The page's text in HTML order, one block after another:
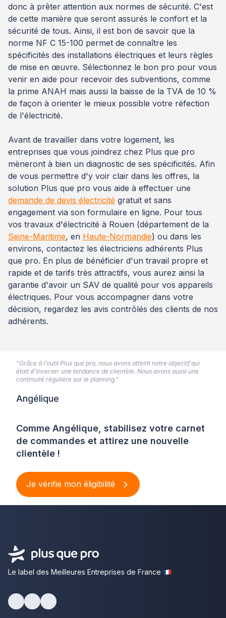
donc à prêter attention aux normes de sécurité. C'est
de cette manière que seront assurés le confort et la
sécurité de tous. Ainsi, il est bon de savoir que la
norme NF C 15-100 permet de connaître les
spécificités des installations électriques et leurs règles
de mise en œuvre. Sélectionnez le bon pro pour vous
venir en aide pour recevoir des subventions, comme
la prime ANAH mais aussi la baisse de la TVA de 10 %
de façon à orienter le mieux possible votre réfection
de l'électricité.
Avant de travailler dans votre logement, les
entreprises que vous joindrez chez Plus que pro
mèneront à bien un diagnostic de ses spécificités. Afin
de vous permettre d'y voir clair dans les offres, la
solution Plus que pro vous aide à effectuer une
demande de devis électricité gratuit et sans
engagement via son formulaire en ligne. Pour tous
vos travaux d'électricité à Rouen (département de la
Seine-Maritime, en Haute-Normandie) ou dans les
environs, contactez les électriciens adhérents Plus
que pro. En plus de bénéficier d'un travail propre et
rapide et de tarifs très attractifs, vous aurez ainsi la
garantie d'avoir un SAV de qualité pour vos appareils
électriques. Pour vous accompagner dans votre
décision, regardez les avis contrôlés des clients de nos
adhérents.
Comme Angélique, stabilisez votre carnet
de commandes et attirez une nouvelle
clientèle !
Je vérifie mon éligibilité
“Grâce à l’outil Plus que pro, nous avons atteint notre objectif qui
était d’inverser une tendance de clientèle. Nous avons aussi une
continuité régulière sur le planning.”
Angélique
Le label des Meilleures Entreprises de France